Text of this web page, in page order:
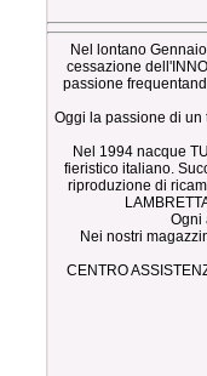
Nel lontano
cessazione
passione
Oggi la passione di un
Nel 1994 nacque
fieristico italiano.
riproduzione di
Ogni
Nei nostri
CENTRO